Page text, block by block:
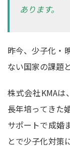
あります。
昨今、少子化・
ない国家の課題
株式会社KMA
長年培ってきた
サポートで成婚
とで少子化対策